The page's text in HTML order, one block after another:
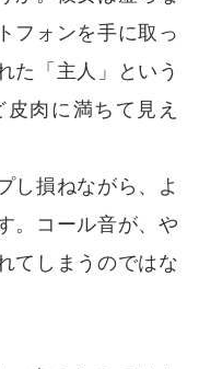
フォンを手に取っ
た「主人」という
肉に満ちて見え
し損ねながら、よ
。コール音が、や
てしまうのではな